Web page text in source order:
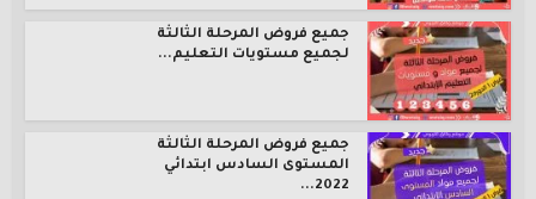
جميع فروض المرحلة الثالثة
لجميع مستويات التعليم...
جميع فروض المرحلة الثالثة
المستوى السادس ابتدائي
2022...